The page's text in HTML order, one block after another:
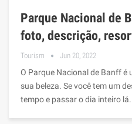
Parque Nacional de
foto, descrição,
Tourism Jun 20, 2022
O Parque Nacional de Banff é
sua beleza. Se você tem um
tempo e passar o dia inteiro lá.